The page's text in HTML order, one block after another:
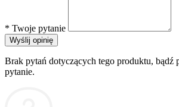
* Twoje pytanie
Wyślij opinię
Brak pytań dotyczących tego produktu, bądź
pytanie.